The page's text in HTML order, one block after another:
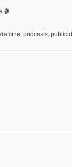
🎬
cine, podcasts,